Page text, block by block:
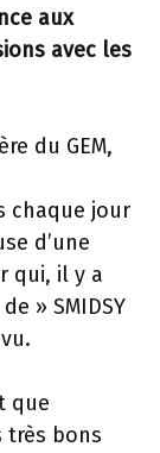
aux
avec les
du GEM,
chaque jour
d’une
qui, il y a
» SMIDSY
que
très bons